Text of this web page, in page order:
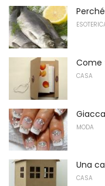
Come
CASA
MODA
Una
CASA